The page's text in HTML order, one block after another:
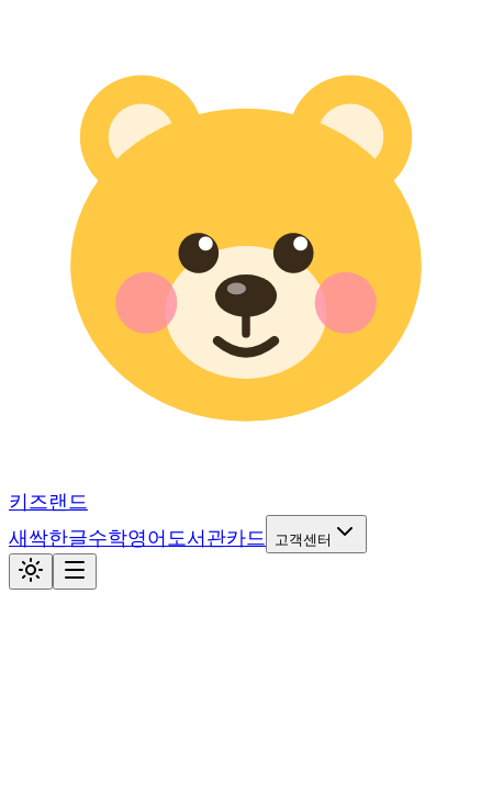
키즈랜드
새싹한글수학영어 도서관카드 고객센터